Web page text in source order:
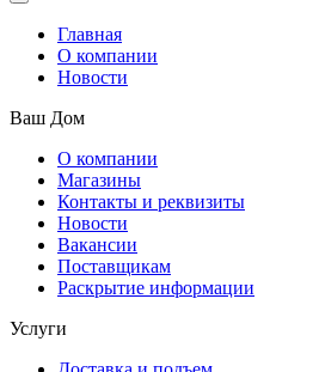
Главная
О компании
Новости
Ваш Дом
О компании
Магазины
Контакты и реквизиты
Новости
Вакансии
Поставщикам
Раскрытие информации
Услуги